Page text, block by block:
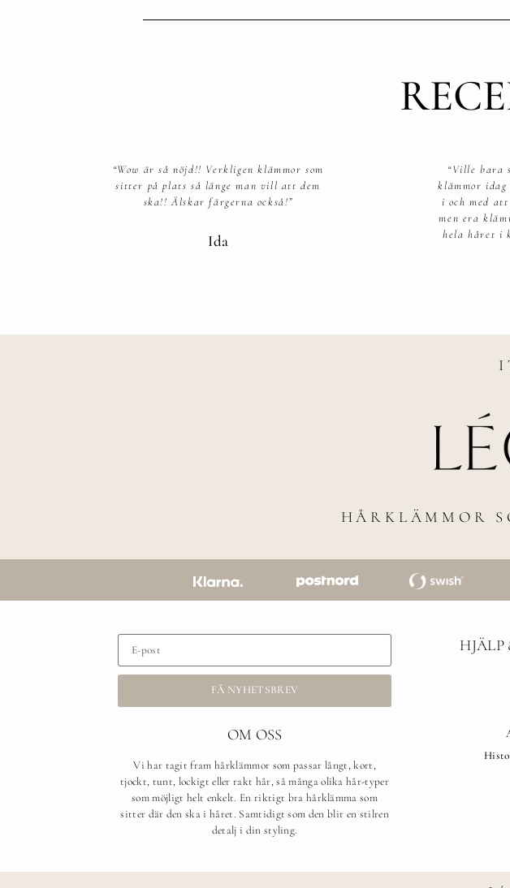
“Wow är så nöjd!! Verkligen klämmor som
sitter på plats så länge man vill att dem
ska!! Älskar färgerna också!”​
Ida
“Ville bara
klämmor
i och med
men era
hela håret i
HÅRKLÄMMOR
FÅ NYHETSBREV
OM OSS
Vi har tagit fram hårklämmor som passar långt, kort,
tjockt, tunt, lockigt eller rakt hår, så många olika hår-typer
som möjligt helt enkelt. En riktigt bra hårklämma som
sitter där den ska i håret. Samtidigt som den blir en stilren
detalj i din styling.